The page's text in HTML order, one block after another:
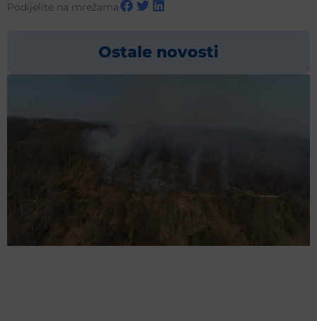
Podijelite na mrežama
Ostale novosti